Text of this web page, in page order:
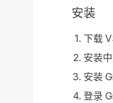
安装
下载
安装
安装
登录